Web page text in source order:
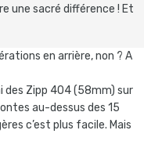
une sacré différence ! Et
en arrière, non ? A
des Zipp 404 (58mm) sur
au-dessus des 15
c’est plus facile. Mais